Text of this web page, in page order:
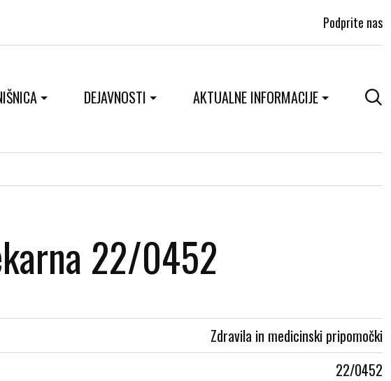
Podprite nas
DEJAVNOSTI AKTUALNE INFORMACIJE
22/0452
Zdravila in medicinski pripomočki
22/0452